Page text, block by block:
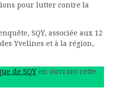
pour lutter contre la
SQY, associée aux 12
Yvelines et à la région,
de SQY en ouvrant cette